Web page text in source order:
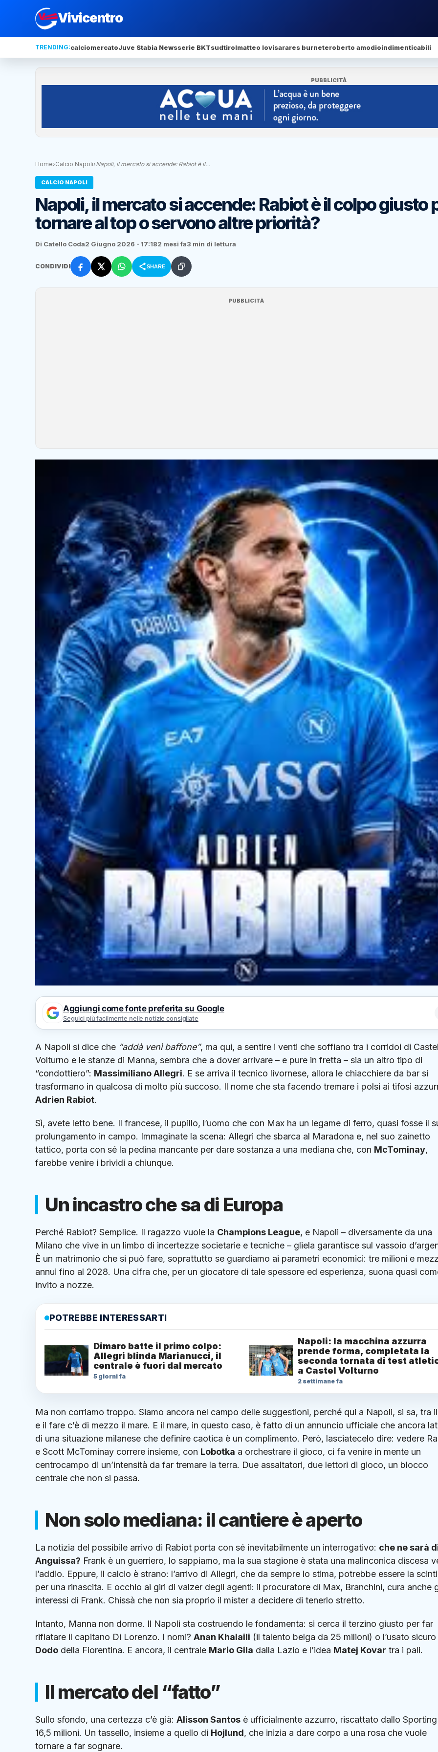
Vivicentro
TRENDING:calciomercatoJuve Stabia Newsserie BKTsudtirolmatteo lovisarares burneteroberto amodioindimenticabili
PUBBLICITÀ
Home›Calcio Napoli›Napoli, il mercato si accende: Rabiot è il…
CALCIO NAPOLI
Napoli, il mercato si accende: Rabiot è il colpo giusto
tornare al top o servono altre priorità?
Di Catello Coda2 Giugno 2026 - 17:182 mesi fa3 min di lettura
CONDIVIDI SHARE
PUBBLICITÀ
Aggiungi come fonte preferita su Google
Seguici più facilmente nelle notizie consigliate
A Napoli si dice che “addà venì baffone”, ma qui, a sentire i venti che soffiano tra i corridoi di
Volturno e le stanze di Manna, sembra che a dover arrivare – e pure in fretta – sia un altro tipo di
“condottiero”: Massimiliano Allegri. E se arriva il tecnico livornese, allora le chiacchiere da bar si
trasformano in qualcosa di molto più succoso. Il nome che sta facendo tremare i polsi ai tifosi
Adrien Rabiot.
Sì, avete letto bene. Il francese, il pupillo, l’uomo che con Max ha un legame di ferro, quasi fosse il
prolungamento in campo. Immaginate la scena: Allegri che sbarca al Maradona e, nel suo zainetto
tattico, porta con sé la pedina mancante per dare sostanza a una mediana che, con McTominay,
farebbe venire i brividi a chiunque.
Un incastro che sa di Europa
Perché Rabiot? Semplice. Il ragazzo vuole la Champions League, e Napoli – diversamente da una
Milano che vive in un limbo di incertezze societarie e tecniche – gliela garantisce sul vassoio
È un matrimonio che si può fare, soprattutto se guardiamo ai parametri economici: tre milioni e
annui fino al 2028. Una cifra che, per un giocatore di tale spessore ed esperienza, suona quasi
invito a nozze.
POTREBBE INTERESSARTI
Dimaro batte il primo colpo:
Allegri blinda Marianucci, il
centrale è fuori dal mercato
5 giorni fa
Napoli: la macchina azzurra
prende forma, completata la
seconda tornata di test
a Castel Volturno
2 settimane fa
Ma non corriamo troppo. Siamo ancora nel campo delle suggestioni, perché qui a Napoli, si sa, tra
e il fare c’è di mezzo il mare. E il mare, in questo caso, è fatto di un annuncio ufficiale che ancora
di una situazione milanese che definire caotica è un complimento. Però, lasciatecelo dire: vedere
e Scott McTominay correre insieme, con Lobotka a orchestrare il gioco, ci fa venire in mente un
centrocampo di un’intensità da far tremare la terra. Due assaltatori, due lettori di gioco, un blocco
centrale che non si passa.
Non solo mediana: il cantiere è aperto
La notizia del possibile arrivo di Rabiot porta con sé inevitabilmente un interrogativo: che ne sarà
Anguissa? Frank è un guerriero, lo sappiamo, ma la sua stagione è stata una malinconica discesa
l’addio. Eppure, il calcio è strano: l’arrivo di Allegri, che da sempre lo stima, potrebbe essere la
per una rinascita. E occhio ai giri di valzer degli agenti: il procuratore di Max, Branchini, cura anche
interessi di Frank. Chissà che non sia proprio il mister a decidere di tenerlo stretto.
Intanto, Manna non dorme. Il Napoli sta costruendo le fondamenta: si cerca il terzino giusto per far
rifiatare il capitano Di Lorenzo. I nomi? Anan Khalaili (il talento belga da 25 milioni) o l’usato
Dodo della Fiorentina. E ancora, il centrale Mario Gila dalla Lazio e l’idea Matej Kovar tra i pali.
Il mercato del “fatto”
Sullo sfondo, una certezza c’è già: Alisson Santos è ufficialmente azzurro, riscattato dallo
16,5 milioni. Un tassello, insieme a quello di Hojlund, che inizia a dare corpo a una rosa che vuole
tornare a far sognare.